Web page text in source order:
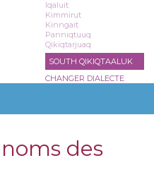
Iqaluit
Kimmirut
Kinngait
Panniqtuuq
Qikiqtarjuaq
SOUTH QIKIQTAALUK
CHANGER DIALECTE
noms des